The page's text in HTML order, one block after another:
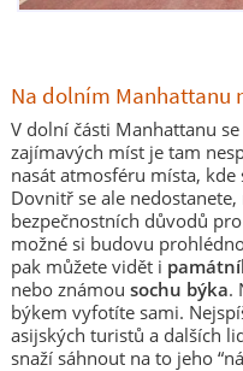
Na dolním Manhattanu
V dolní části Manhattanu
zajímavých míst je tam
nasát atmosféru místa,
Dovnitř se ale
bezpečnostních důvodů
možné si budovu
pak můžete vidět i
nebo známou sochu býka.
býkem vyfotíte sami.
asijských turistů a dalších
snaží sáhnout na to jeho